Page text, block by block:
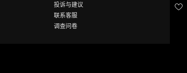
投诉与建议
联系客服
调查问卷
